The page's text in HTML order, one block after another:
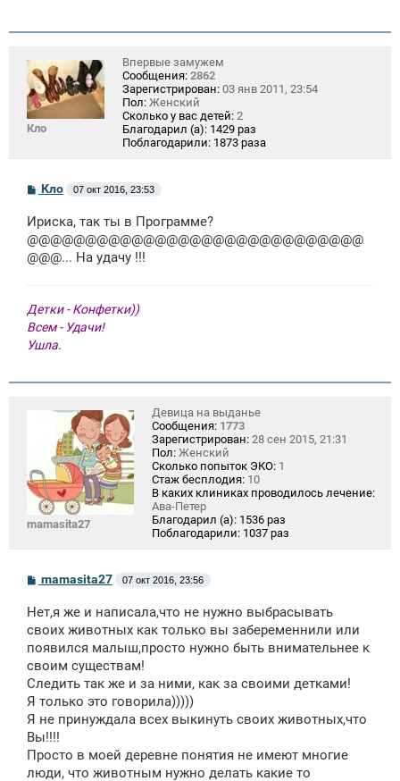
Кло
Впервые замужем
Сообщения: 2862
Зарегистрирован: 03 янв 2011, 23:54
Пол: Женский
Сколько у вас детей: 2
Благодарил (а): 1429 раз
Поблагодарили: 1873 раза
С
о
б
щ
е
н
Кло 07 окт 2016, 23:53
Ириска, так ты в Программе?
@@@@@@@@@@@@@@@@@@@@@@@@@@@@@
@@@... На удачу !!!
Детки - Конфетки))
Всем - Удачи!
Ушла.
mamasita27
Девица на выданье
Сообщения: 1773
Зарегистрирован: 28 сен 2015, 21:31
Пол: Женский
Сколько попыток ЭКО: 1
Стаж бесплодия: 10
В каких клиниках проводилось лечение:
Ава-Петер
Благодарил (а): 1536 раз
Поблагодарили: 1037 раз
С
б
щ
н
и
mamasita27 07 окт 2016, 23:56
Нет,я же и написала,что не нужно выбрасывать
своих животных как только вы забеременнили или
появился малыш,просто нужно быть внимательнее к
своим существам!
Следить так же и за ними, как за своими детками!
Я только это говорила)))))
Я не принуждала всех выкинуть своих животных,что
Вы!!!!
Просто в моей деревне понятия не имеют многие
люди, что животным нужно делать какие то